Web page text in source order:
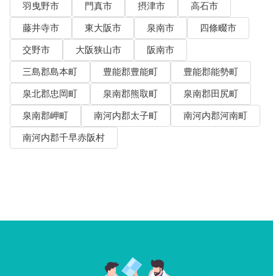
羽曳野市
門真市 摂津市
高石市
藤井寺市
東大阪市 泉南市
四條畷市
交野市
大阪狭山市
阪南市
三島郡島本町
豊能郡豊能町
豊能郡能勢町
泉北郡忠岡町
泉南郡熊取町
泉南郡田尻町
泉南郡岬町
南河内郡太子町
南河内郡河南町
南河内郡千早赤阪村